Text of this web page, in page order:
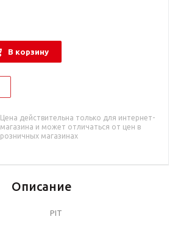
В корзину
Цена действительна только для интернет-
магазина и может отличаться от цен в
розничных магазинах
Описание
PIT